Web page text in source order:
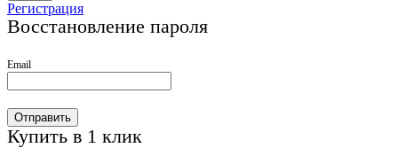
Регистрация
Восстановление пароля
Email
Отправить
Купить в 1 клик